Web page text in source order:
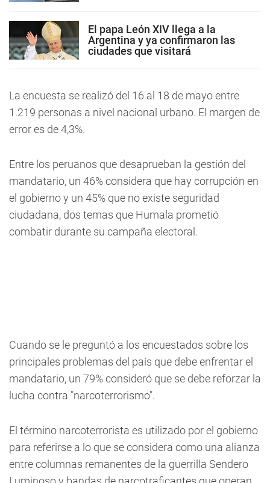
El papa León XIV llega a la
Argentina y ya confirmaron las
ciudades que visitará
La encuesta se realizó del 16 al 18 de mayo entre
1.219 personas a nivel nacional urbano. El margen de
error es de 4,3%.
Entre los peruanos que desaprueban la gestión del
mandatario, un 46% considera que hay corrupción en
el gobierno y un 45% que no existe seguridad
ciudadana, dos temas que Humala prometió
combatir durante su campaña electoral.
Cuando se le preguntó a los encuestados sobre los
principales problemas del país que debe enfrentar el
mandatario, un 79% consideró que se debe reforzar la
lucha contra "narcoterrorismo".
El término narcoterrorista es utilizado por el gobierno
para referirse a lo que se considera como una alianza
entre columnas remanentes de la guerrilla Sendero